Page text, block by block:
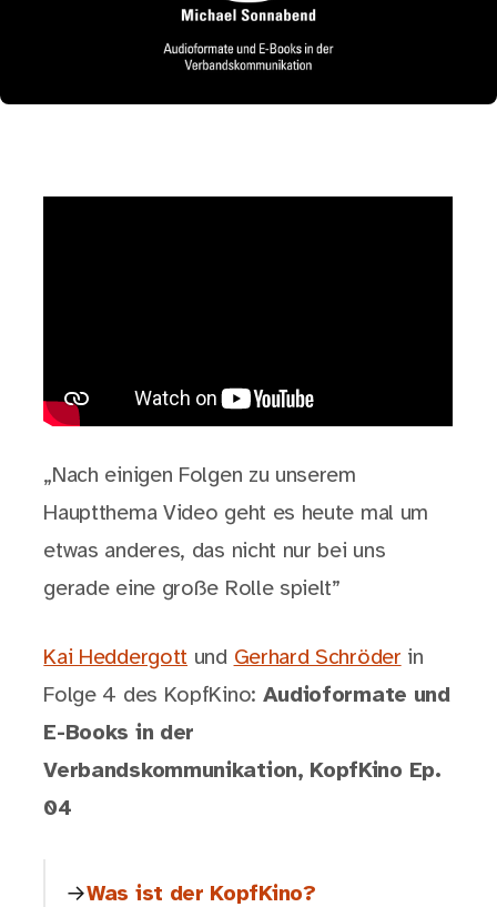
„Nach einigen Folgen zu unserem
Hauptthema Video geht es heute mal um
etwas anderes, das nicht nur bei uns
gerade eine große Rolle spielt”
Kai Heddergott und Gerhard Schröder in
Folge 4 des KopfKino: Audioformate und
E-Books in der
Verbandskommunikation, KopfKino Ep.
04
Was ist der KopfKino?